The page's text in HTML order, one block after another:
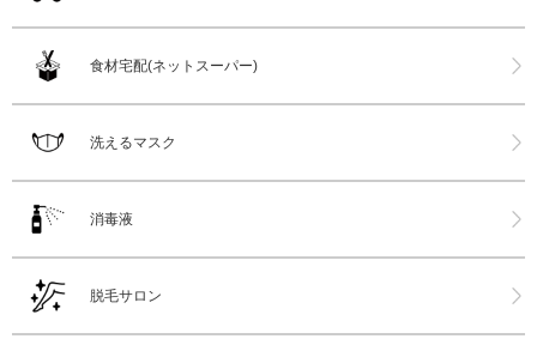
食材宅配(ネットスーパー)
洗えるマスク
消毒液
脱毛サロン